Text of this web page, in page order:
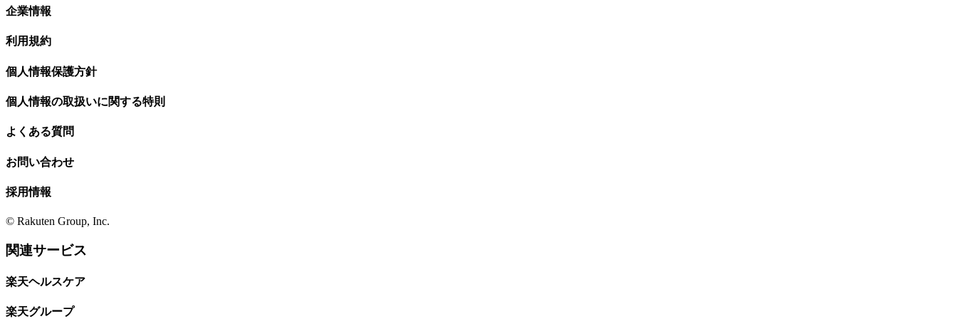
企業情報
利用規約
個人情報保護方針
個人情報の取扱いに関する特則
よくある質問
お問い合わせ
採用情報
© Rakuten Group, Inc.
関連サービス
楽天ヘルスケア
楽天グループ